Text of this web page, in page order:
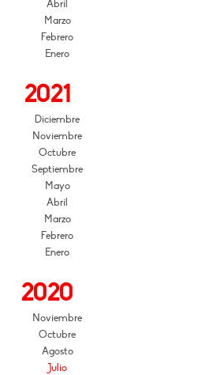
Abril
Marzo
Febrero
Enero
2021
Diciembre
Noviembre
Octubre
Septiembre
Mayo
Abril
Marzo
Febrero
Enero
2020
Noviembre
Octubre
Agosto
Julio